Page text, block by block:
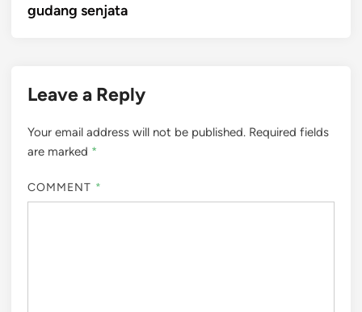
gudang senjata
Leave a Reply
Your email address will not be published. Required fields
are marked *
COMMENT *